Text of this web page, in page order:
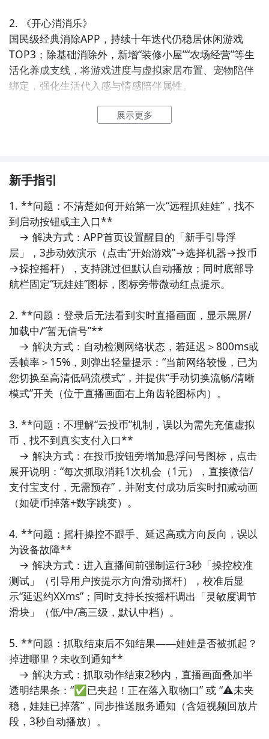
2. 《开心消消乐》
国民级经典消除APP，持续十年迭代仍稳居休闲游戏
TOP3；除基础消除外，新增“装修小屋”“农场经营”等生
活化养成支线，将游戏进度与虚拟家居布置、宠物陪伴
绑定，强化生活代入感与情感陪伴属性。
3. 《纪念碑谷》（中文正版）
与思维静观，被众多心理机构推荐为减压工具。
4. 《旅行青蛙·中国之旅》
基于原版IP深度本地化的休闲养成APP，青蛙旅行目的
地替换为敦煌莫高窟、苏州园林、徽州古村等实景地
标；收集的“伴手礼”均为真实非遗手作（如苏绣书签、
景德镇瓷片），寓教于乐，让休闲过程自然浸润文化生
活。
5. 《猫咪公寓2》
模拟经营+轻剧情向休闲APP，以“收留流浪猫→改造老
公寓→组建温暖社区”为主线；每只猫拥有基于真实品种
习性的AI行为逻辑（如中华田园猫爱钻纸箱、布偶猫偏
好窗台晒太阳），细节考究，治愈感强。
国产赛博朋克风叙事解谜APP，采用“点击探索+逻辑链
推理”双轨制；案件线索嵌入外卖订单、智能家电日志、
社区团购群聊等当代生活数据载体，让悬疑推理扎根真
实都市语境，兼具娱乐性与时代共鸣。
7. 《妙趣折纸》
故宫角楼、天坛祈年殿等文化地标）；手机摄像头实时
识别折痕，语音分步引导+压力感应反馈，将传统手工转
化为可触摸的数字生活美学体验。
8. 《厨房大作战》
模拟经营类休闲APP，聚焦“一人食”“小家庭备餐”等真实
烹饪科学（如不同油温对应炒/煎/炸），通关奖励为真
实餐厅优惠券，打通虚拟娱乐与实体生活。
9. 《汉字找茬王》
文化向益智休闲APP，以“寻找错别字/异体字/古今字”为
核心玩法；题库源自《通用规范汉字表》及中小学语文
展示更多
新手指引
1. **问题：不清楚如何开始第一次“远程抓娃娃”，找不
到启动按钮或主入口**
→ 解决方式：APP首页设置醒目的「新手引导浮
层」，3步动效演示（点击“开始游戏”→选择机器→投币
→操控摇杆），支持跳过但默认自动播放；同时底部导
航栏固定“玩娃娃”图标，图标旁带微动红点提示。
2. **问题：登录后无法看到实时直播画面，显示黑屏/
加载中/“暂无信号”**
→ 解决方式：自动检测网络状态，若延迟＞800ms或
丢帧率＞15%，则弹出轻量提示：“当前网络较慢，已为
您切换至高清低码流模式”，并提供“手动切换流畅/清晰
模式”开关（位于直播画面右上角齿轮图标内）。
3. **问题：不理解“云投币”机制，误以为需先充值虚拟
币，找不到真实支付入口**
→ 解决方式：在投币按钮旁增加悬浮问号图标，点击
展开说明：“每次抓取消耗1次机会（1元），直接微信/
支付宝支付，无需预存”，并附支付成功后实时扣减动画
（如硬币掉落+数字跳变）。
4. **问题：摇杆操控不跟手、延迟高或方向反向，误以
为设备故障**
→ 解决方式：进入直播间前强制运行3秒「操控校准
测试」（引导用户按提示方向滑动摇杆），校准后显
示“延迟约XXms”；同时支持长按摇杆调出「灵敏度调节
滑块」（低/中/高三级，默认中档）。
5. **问题：抓取结束后不知结果——娃娃是否被抓起？
掉进哪里？未收到通知**
→ 解决方式：抓取动作结束2秒内，直播画面叠加半
透明结果条：“✅已夹起！正在落入取物口” 或 “⚠️未夹
稳，娃娃已掉落”，同步推送服务通知（含短视频回放片
段，3秒自动播放）。